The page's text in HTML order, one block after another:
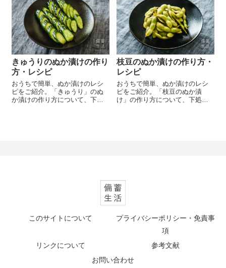
きゅうりのぬか漬けの作り
方・レシピ
おうちで簡単、ぬか漬けのレシ
ピをご紹介。「きゅうり」のぬ
か漬けの作り方について、下処
枝豆のぬか漬けの作り方・
レシピ
おうちで簡単、ぬか漬けのレシ
ピをご紹介。「枝豆のぬか漬
け」の作り方について、下処理
このサイトについて
プライバシーポリシー・免責事
項
リンクについて
参考文献
お問い合わせ